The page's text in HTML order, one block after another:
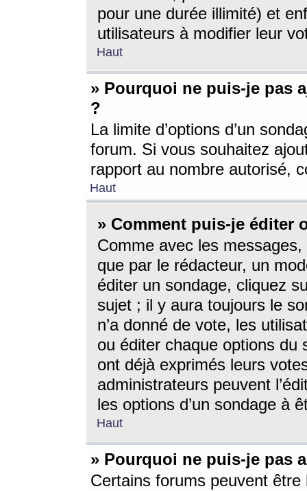
pour une durée illimité) et
utilisateurs à modifier leur
Haut
» Pourquoi ne puis-je pas
?
La limite d’options d’un
forum. Si vous souhaitez
rapport au nombre autorisé,
Haut
» Comment puis-je éditer
Comme avec les
que par le rédacteur, un
éditer un sondage, cliquez
sujet ; il y aura toujours le
n’a donné de vote, les
ou éditer chaque options du
ont déjà exprimés leurs
administrateurs peuvent
les options d’un sondage à
Haut
» Pourquoi ne puis-je pas
Certains forums peuvent être